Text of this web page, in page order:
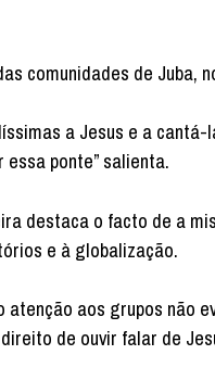
comunidades de Juba,
a Jesus e a
ponte” salienta.
destaca o facto de a
e à globalização.
aos grupos não
de ouvir falar de